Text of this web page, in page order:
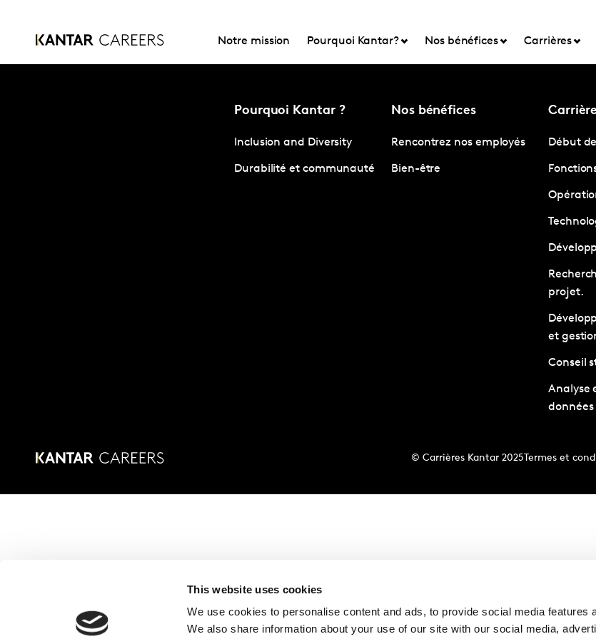
This website uses cookies
We use cookies to personalise content and ads, to provide social media features
We also share information about your use of our site with our social media,
Notre mission Pourquoi Kantar? Nos bénéfices Carrières
Pourquoi Kantar ?
Inclusion and Diversity
Durabilité et communauté
Nos bénéfices
Rencontrez nos employés
Bien-être
Début
projet.
et
Conseil
Analyse
données
© Carrières Kantar 2025 Termes et